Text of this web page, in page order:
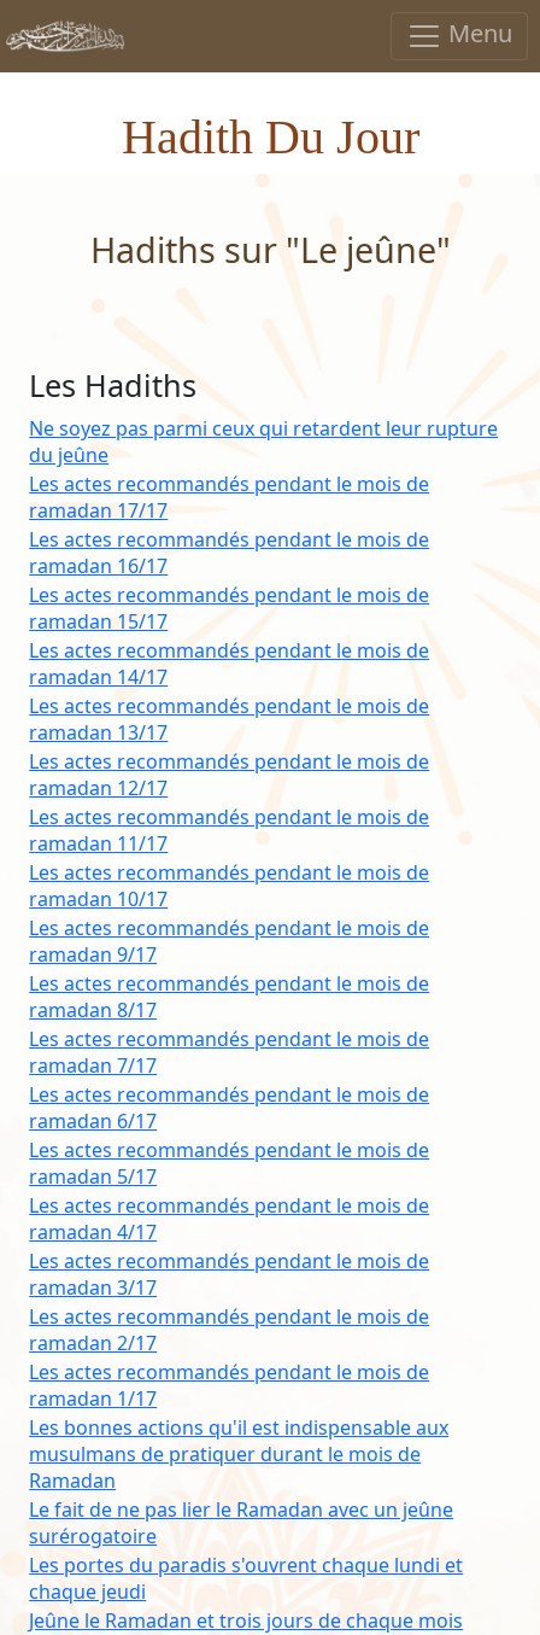
Menu
Hadith Du Jour
Hadiths sur "Le jeûne"
Les Hadiths
Ne soyez pas parmi ceux qui retardent leur rupture
du jeûne
Les actes recommandés pendant le mois de
ramadan 17/17
Les actes recommandés pendant le mois de
ramadan 16/17
Les actes recommandés pendant le mois de
ramadan 15/17
Les actes recommandés pendant le mois de
ramadan 14/17
Les actes recommandés pendant le mois de
ramadan 13/17
Les actes recommandés pendant le mois de
ramadan 12/17
Les actes recommandés pendant le mois de
ramadan 11/17
Les actes recommandés pendant le mois de
ramadan 10/17
Les actes recommandés pendant le mois de
ramadan 9/17
Les actes recommandés pendant le mois de
ramadan 8/17
Les actes recommandés pendant le mois de
ramadan 7/17
Les actes recommandés pendant le mois de
ramadan 6/17
Les actes recommandés pendant le mois de
ramadan 5/17
Les actes recommandés pendant le mois de
ramadan 4/17
Les actes recommandés pendant le mois de
ramadan 3/17
Les actes recommandés pendant le mois de
ramadan 2/17
Les actes recommandés pendant le mois de
ramadan 1/17
Les bonnes actions qu'il est indispensable aux
musulmans de pratiquer durant le mois de
Ramadan
Le fait de ne pas lier le Ramadan avec un jeûne
surérogatoire
Les portes du paradis s'ouvrent chaque lundi et
chaque jeudi
Jeûne le Ramadan et trois jours de chaque mois